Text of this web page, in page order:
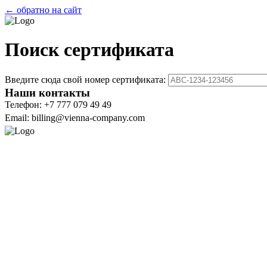
← обратно на сайт
Поиск сертификата
Введите сюда свой номер сертификата:
Наши контакты
Телефон: +7 777 079 49 49
Email: billing@vienna-company.com